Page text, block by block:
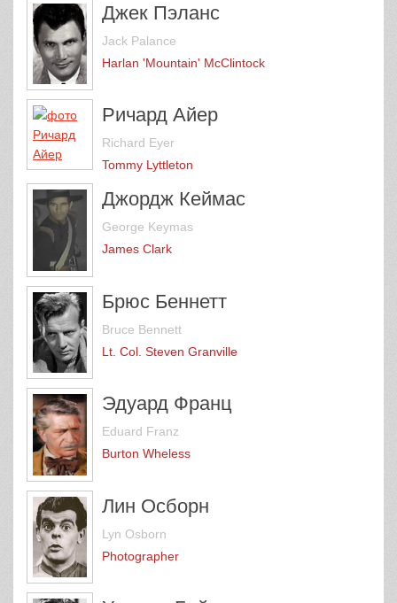
Джек Пэланс
Jack Palance
Harlan 'Mountain' McClintock
Ричард Айер
Richard Eyer
Tommy Lyttleton
Джордж Кеймас
George Keymas
James Clark
Брюс Беннетт
Bruce Bennett
Lt. Col. Steven Granville
Эдуард Франц
Eduard Franz
Burton Wheless
Лин Осборн
Lyn Osborn
Photographer